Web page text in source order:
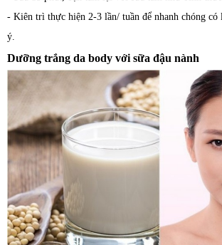
- Kiên trì thực hiện 2-3 lần/ tuần để nhanh chóng có
ý.
Dưỡng trắng da body với sữa đậu nành